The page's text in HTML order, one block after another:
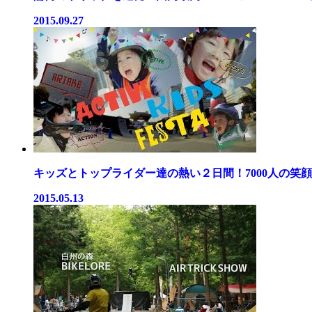
2015.09.27
キッズとトップライダー達の熱い２日間！7000人の笑
2015.05.13